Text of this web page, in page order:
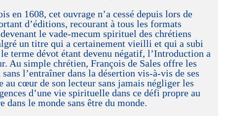
en 1608, cet ouvrage n’a cessé depuis lors de
d’éditions, recourant à tous les formats
le vade-mecum spirituel des chrétiens
un titre qui a certainement vieilli et qui a subi
terme dévot étant devenu négatif, l’Introduction a
Au simple chrétien, François de Sales offre les
l’entraîner dans la désertion vis-à-vis de ses
au cœur de son lecteur sans jamais négliger les
d’une vie spirituelle dans ce défi propre au
dans le monde sans être du monde.